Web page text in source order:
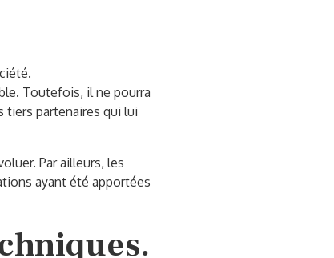
Toutefois, il ne pourra
tiers partenaires qui lui
Par ailleurs, les
ayant été apportées